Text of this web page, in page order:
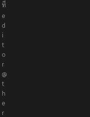
ที่
e
d
i
t
o
r
@
t
h
e
r